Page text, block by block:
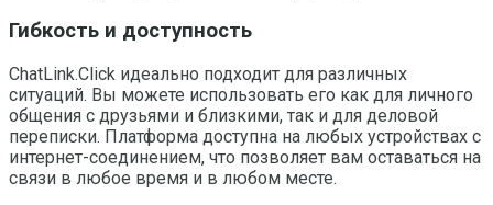
Гибкость и доступность
ChatLink.Click идеально подходит для различных
ситуаций. Вы можете использовать его как для личного
общения с друзьями и близкими, так и для деловой
переписки. Платформа доступна на любых устройствах с
интернет-соединением, что позволяет вам оставаться на
связи в любое время и в любом месте.